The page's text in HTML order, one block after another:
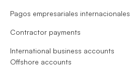
Pagos empresariales internacionales
Contractor payments
International business accounts
Offshore accounts